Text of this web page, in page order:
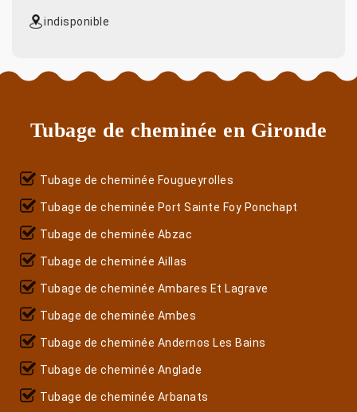
indisponible
Tubage de cheminée en Gironde
Tubage de cheminée Fougueyrolles
Tubage de cheminée Port Sainte Foy Ponchapt
Tubage de cheminée Abzac
Tubage de cheminée Aillas
Tubage de cheminée Ambares Et Lagrave
Tubage de cheminée Ambes
Tubage de cheminée Andernos Les Bains
Tubage de cheminée Anglade
Tubage de cheminée Arbanats